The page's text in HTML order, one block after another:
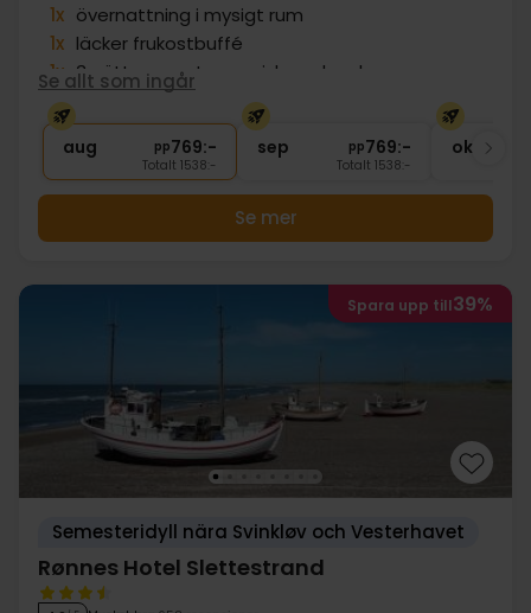
1x övernattning i mysigt rum
1x läcker frukostbuffé
1x 3-rätters gastronomisk upplevelse
1x
Kaffe m. sötsak
∞ Gratis parkering
Se allt som ingår
aug pp769:-
Totalt 1538:-
sep pp769:-
Totalt 1538:-
okt
Se mer
Spara upp till39%
Semesteridyll nära Svinkløv och Vesterhavet
Rønnes Hotel Slettestrand